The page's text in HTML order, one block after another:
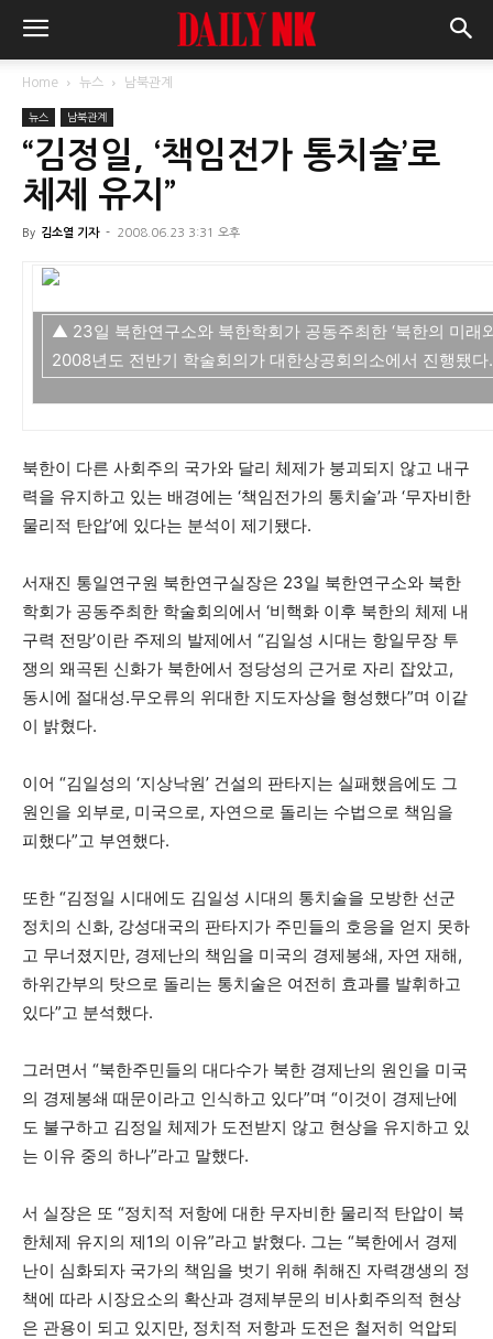
Home 뉴스 남북관계
뉴스 남북관계
“김정일, ‘책임전가 통치술’로
체제 유지”
By 김소열 기자 - 2008.06.23 3:31 오후
▲ 23일 북한연구소와 북한학회가 공동주최한 ‘북한의 미래
2008년도 전반기 학술회의가 대한상공회의소에서 진행됐
북한이 다른 사회주의 국가와 달리 체제가 붕괴되지 않고 내구
력을 유지하고 있는 배경에는 ‘책임전가의 통치술’과 ‘무자비한
물리적 탄압’에 있다는 분석이 제기됐다.
서재진 통일연구원 북한연구실장은 23일 북한연구소와 북한
학회가 공동주최한 학술회의에서 ‘비핵화 이후 북한의 체제 내
구력 전망’이란 주제의 발제에서 “김일성 시대는 항일무장 투
쟁의 왜곡된 신화가 북한에서 정당성의 근거로 자리 잡았고,
동시에 절대성.무오류의 위대한 지도자상을 형성했다”며 이같
이 밝혔다.
이어 “김일성의 ‘지상낙원’ 건설의 판타지는 실패했음에도 그
원인을 외부로, 미국으로, 자연으로 돌리는 수법으로 책임을
피했다”고 부연했다.
또한 “김정일 시대에도 김일성 시대의 통치술을 모방한 선군
정치의 신화, 강성대국의 판타지가 주민들의 호응을 얻지 못하
고 무너졌지만, 경제난의 책임을 미국의 경제봉쇄, 자연 재해,
하위간부의 탓으로 돌리는 통치술은 여전히 효과를 발휘하고
있다”고 분석했다.
그러면서 “북한주민들의 대다수가 북한 경제난의 원인을 미국
의 경제봉쇄 때문이라고 인식하고 있다”며 “이것이 경제난에
도 불구하고 김정일 체제가 도전받지 않고 현상을 유지하고 있
는 이유 중의 하나”라고 말했다.
서 실장은 또 “정치적 저항에 대한 무자비한 물리적 탄압이 북
한체제 유지의 제1의 이유”라고 밝혔다. 그는 “북한에서 경제
난이 심화되자 국가의 책임을 벗기 위해 취해진 자력갱생의 정
책에 따라 시장요소의 확산과 경제부문의 비사회주의적 현상
은 관용이 되고 있지만, 정치적 저항과 도전은 철저히 억압되